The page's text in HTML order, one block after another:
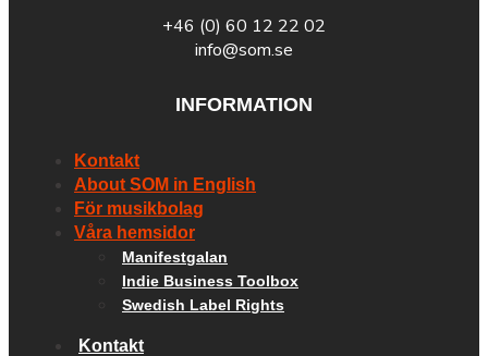
+46 (0) 60 12 22 02
info@som.se
INFORMATION
Kontakt
About SOM in English
För musikbolag
Våra hemsidor
Manifestgalan
Indie Business Toolbox
Swedish Label Rights
Kontakt